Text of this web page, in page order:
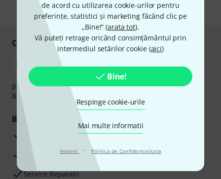
de acord cu utilizarea cookie-urilor pentru
preferințe, statistici și marketing făcând clic pe
„Bine!” (arata tot).
Vă puteți retrage oricând consimțământul prin
intermediul setărilor cookie (aici)
Bine!
Respinge cookie-urile
Mai multe informatii
Imprint · Politica de Confidenţialitate
* Necesar
Cumpărați și plătiți în siguranță
plata se poate efectua în siguranță cu Ramburs, Transfer
Bancar sau Card de credit.
Beneficiile tale
3 Ani Garanție Thomann
Garanţia returnării banilor în 30 de zile
Service Reparații